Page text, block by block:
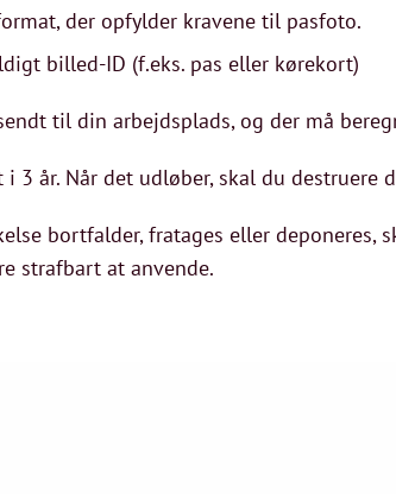
der opfylder kravene til pasfoto.
billed-ID (f.eks. pas eller kørekort)
til din arbejdsplads, og der må
3 år. Når det udløber, skal du destruere
bortfalder, fratages eller deponeres,
strafbart at anvende.